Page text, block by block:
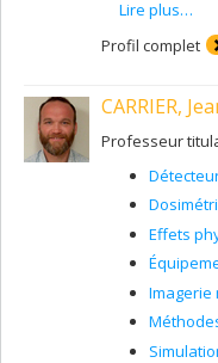
film
chambre
Lire plus…
Profil complet
CARRIER,
Professeur
Effets
Imagerie